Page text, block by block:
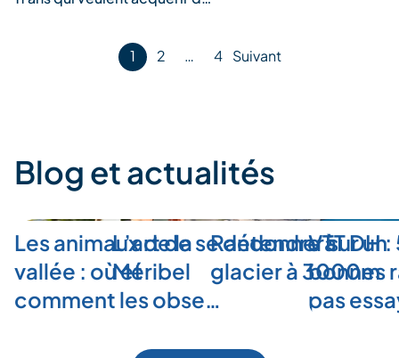
1 2 … 4 Suivant
Blog et actualités
Les animaux de la
vallée : où et
comment les obse…
L’art de se détendre à
Méribel
Randonner sur un
glacier à 3000m
VTT DH
bonnes
pas